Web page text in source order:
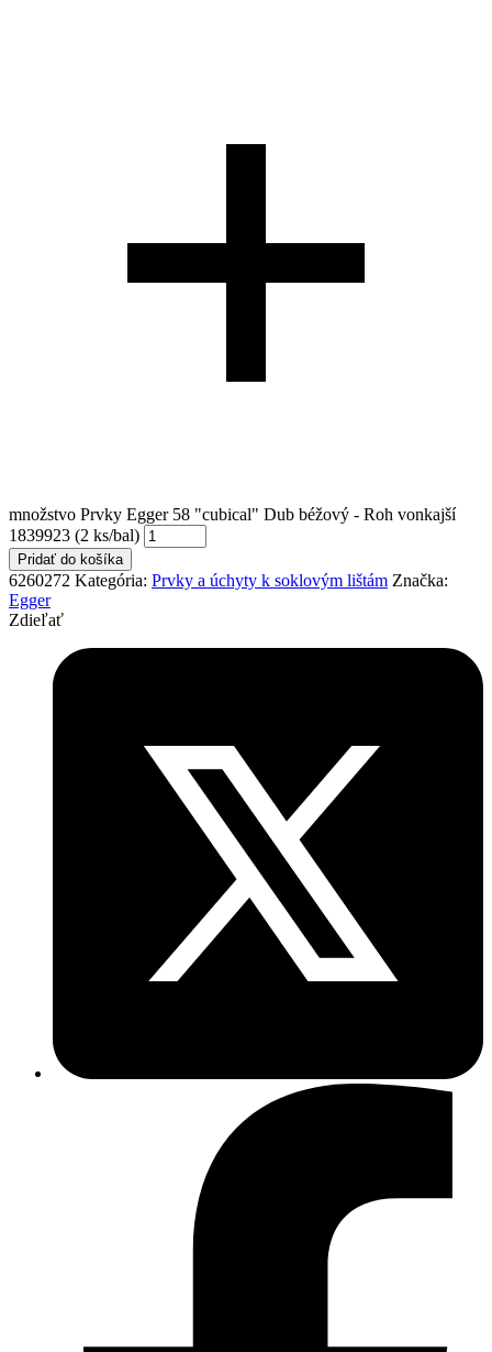
množstvo Prvky Egger 58 "cubical" Dub béžový - Roh vonkajší
1839923 (2 ks/bal)
Pridať do košíka
6260272 Kategória: Prvky a úchyty k soklovým lištám Značka:
Egger
Zdieľať